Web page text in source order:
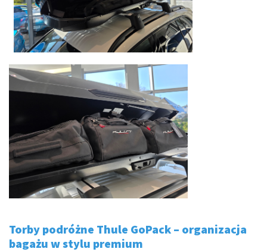
Torby podróżne Thule GoPack – organizacja
bagażu w stylu premium